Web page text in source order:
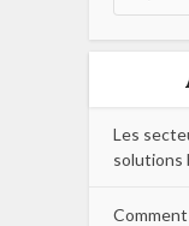
Les
solutions